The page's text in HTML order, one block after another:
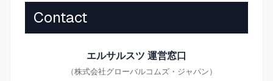
Contact
エルサルスツ 運営窓口
（株式会社グローバルコムズ・ジャパン）